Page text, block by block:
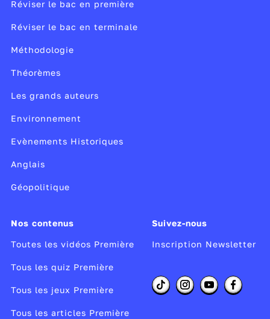
Réviser le bac en première
Réviser le bac en terminale
Méthodologie
Théorèmes
Les grands auteurs
Environnement
Evènements Historiques
Anglais
Géopolitique
Nos contenus
Toutes les vidéos Première
Tous les quiz Première
Tous les jeux Première
Tous les articles Première
Suivez-nous
Inscription Newsletter